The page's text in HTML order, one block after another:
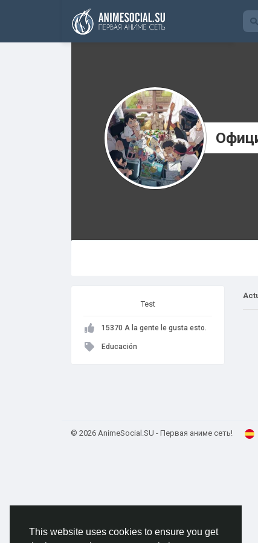
This website uses cookies to ensure you get
Funding
Test
15370 A la gente le gusta esto.
Educación
© 2026 AnimeSocial.SU - Первая аниме сеть!